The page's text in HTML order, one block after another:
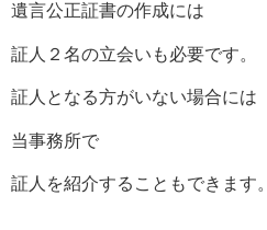
遺言公正証書の作成には
証人２名の立会いも必要です。
証人となる方がいない場合には
当事務所で
証人を紹介することもできます。